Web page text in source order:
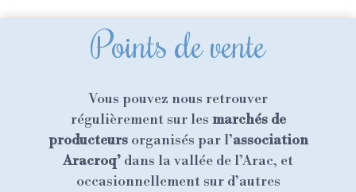
Points de vente
Vous pouvez nous retrouver
régulièrement sur les marchés de
producteursorganisés par l’association
Aracroq’ dans la vallée de l’Arac, et
occasionnellement sur d’autres